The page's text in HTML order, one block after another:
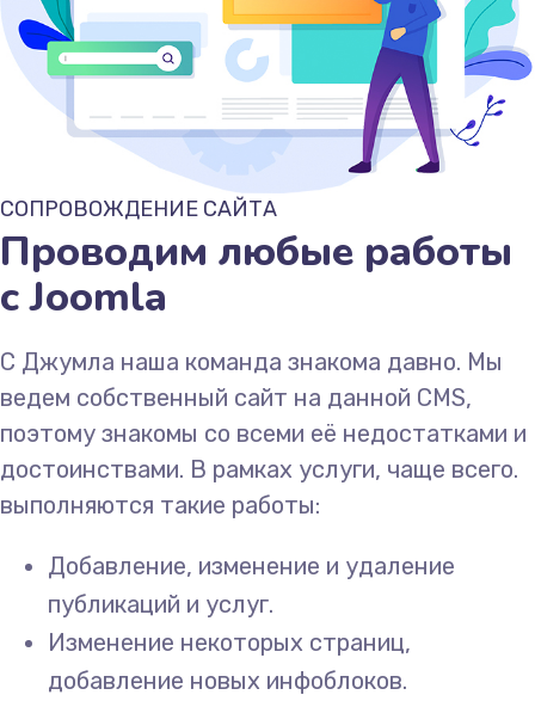
СОПРОВОЖДЕНИЕ САЙТА
Проводим любые работы
с Joomla
С Джумла наша команда знакома давно. Мы
ведем собственный сайт на данной CMS,
поэтому знакомы со всеми её недостатками и
достоинствами. В рамках услуги, чаще всего.
выполняются такие работы:
Добавление, изменение и удаление
публикаций и услуг.
Изменение некоторых страниц,
добавление новых инфоблоков.